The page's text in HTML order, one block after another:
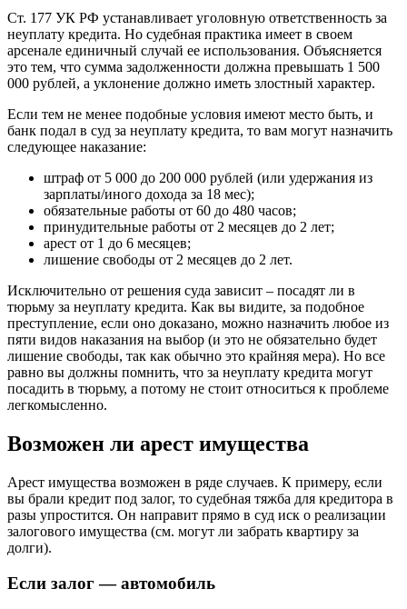
Ст. 177 УК РФ устанавливает уголовную ответственность за
неуплату кредита. Но судебная практика имеет в своем
арсенале единичный случай ее использования. Объясняется
это тем, что сумма задолженности должна превышать 1 500
000 рублей, а уклонение должно иметь злостный характер.
Если тем не менее подобные условия имеют место быть, и
банк подал в суд за неуплату кредита, то вам могут назначить
следующее наказание:
штраф от 5 000 до 200 000 рублей (или удержания из
зарплаты/иного дохода за 18 мес);
обязательные работы от 60 до 480 часов;
принудительные работы от 2 месяцев до 2 лет;
арест от 1 до 6 месяцев;
лишение свободы от 2 месяцев до 2 лет.
Исключительно от решения суда зависит – посадят ли в
тюрьму за неуплату кредита. Как вы видите, за подобное
преступление, если оно доказано, можно назначить любое из
пяти видов наказания на выбор (и это не обязательно будет
лишение свободы, так как обычно это крайняя мера). Но все
равно вы должны помнить, что за неуплату кредита могут
посадить в тюрьму, а потому не стоит относиться к проблеме
легкомысленно.
Возможен ли арест имущества
Арест имущества возможен в ряде случаев. К примеру, если
вы брали кредит под залог, то судебная тяжба для кредитора в
разы упростится. Он направит прямо в суд иск о реализации
залогового имущества (см. могут ли забрать квартиру за
долги).
Если залог — автомобиль